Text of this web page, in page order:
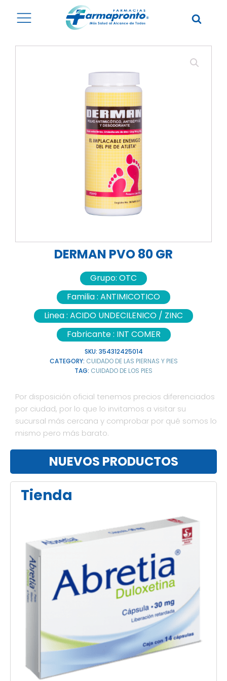
DERMAN PVO 80 GR
Grupo: OTC
Familia : ANTIMICOTICO
Linea : ACIDO UNDECILENICO / ZINC
Fabricante : INT COMER
SKU: 354312425014
CATEGORY: CUIDADO DE LAS PIERNAS Y PIES
TAG: CUIDADO DE LOS PIES
Por disposición oficial tenemos precios diferenciados
por ciudad, por lo que lo invitamos a visitar su
sucursal más cercana y comprobar por qué somos lo
mismo pero más barato.
NUEVOS PRODUCTOS
Tienda